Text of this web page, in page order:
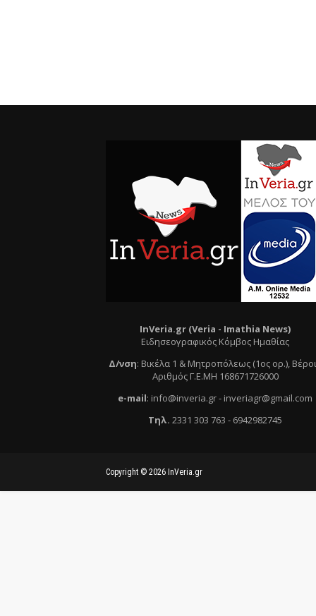
InVeria.gr (Veria - Ιmathia News)
Ειδησεογραφικός Κόμβος Ημαθίας
Δ/νση: Βικέλα 1 & Μητροπόλεως (1ος ορ.),
Αριθμός Γ.Ε.ΜΗ 168671726000
e-mail: info@inveria.gr- inveriagr@gmail.com
Τηλ. 2331 303 763 - 6942982745
Copyright © 2026 InVeria.gr